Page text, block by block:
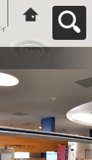
ンター さポット
へ戻る